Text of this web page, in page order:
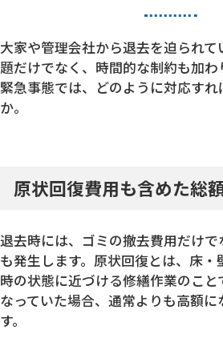
大家や管理会社から退去を迫られ
題だけでなく、時間的な制約も加
緊急事態では、どのように対応すれ
か。
原状回復費用も含めた総
退去時には、ゴミの撤去費用だけ
も発生します。原状回復とは、床
時の状態に近づける修繕作業のこ
なっていた場合、通常よりも高額
す。